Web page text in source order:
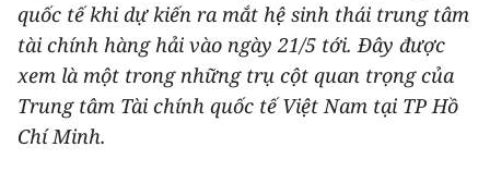
DU LỊCH
THẾ GIỚI
THỂ THAO
quốc tế khi dự kiến ra mắt hệ sinh thái trung tâm
tài chính hàng hải vào ngày 21/5 tới. Đây được
xem là một trong những trụ cột quan trọng của
Trung tâm Tài chính quốc tế Việt Nam tại TP Hồ
Chí Minh.